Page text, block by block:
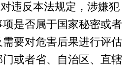
违反本法规定，涉嫌犯
是否属于国家秘密或者
要对危害后果进行评估
或者省、自治区、直辖